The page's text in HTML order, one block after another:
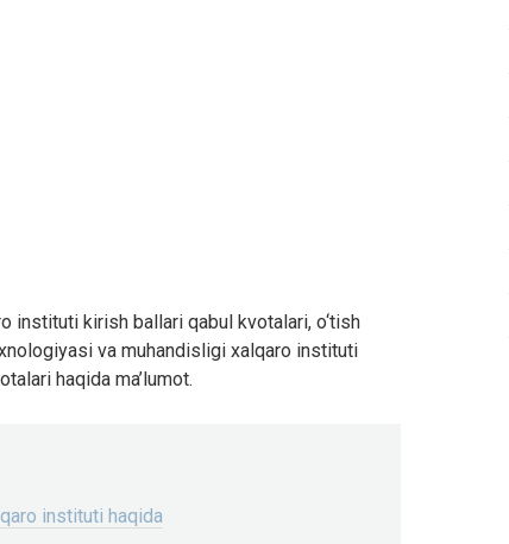
instituti kirish ballari qabul kvotalari, o‘tish
va muhandisligi xalqaro instituti
haqida ma’lumot.
instituti haqida